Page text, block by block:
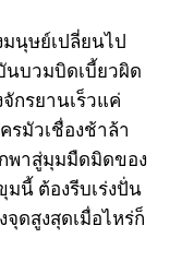
นุษย์เปลี่ยนไป
นบวมบิดเบี้ยวผิด
กรยานเร็วแค่
มัวเชื่องช้าล้า
พาสู่มุมมืดมิดของ
มนี้ ต้องรีบเร่งปั่น
ดสูงสุดเมื่อไหร่ก็